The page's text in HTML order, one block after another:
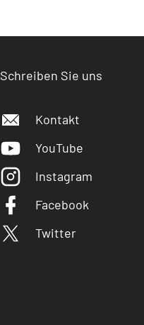
Schreiben Sie uns
Kontakt
YouTube
Instagram
Facebook
Twitter